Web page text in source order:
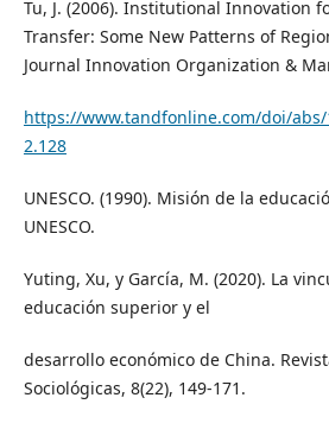
Tu, J. (2006). Institutional Innovation
Transfer: Some New Patterns of
Journal Innovation Organization &
https://www.tandfonline.com/doi/abs/
2.128
UNESCO. (1990). Misión de la
UNESCO.
Yuting, Xu, y García, M. (2020). La
educación superior y el
desarrollo económico de China.
Sociológicas, 8(22), 149-171.